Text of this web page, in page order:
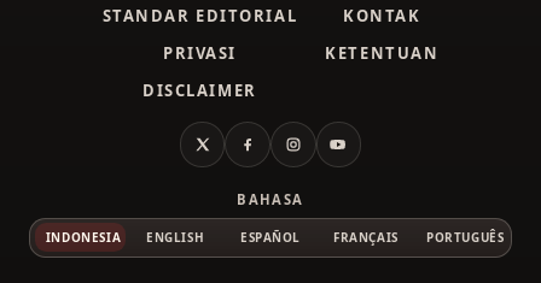
STANDAR EDITORIAL
KONTAK
PRIVASI
KETENTUAN
DISCLAIMER
X FacebookInstagramYouTube
BAHASA
INDONESIA ENGLISH ESPAÑOL FRANÇAIS PORTUGUÊS